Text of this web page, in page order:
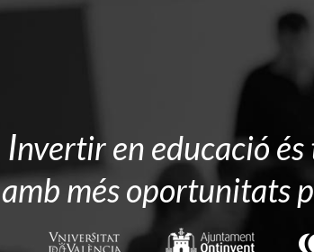
Invertir en educació
amb més oportunitats